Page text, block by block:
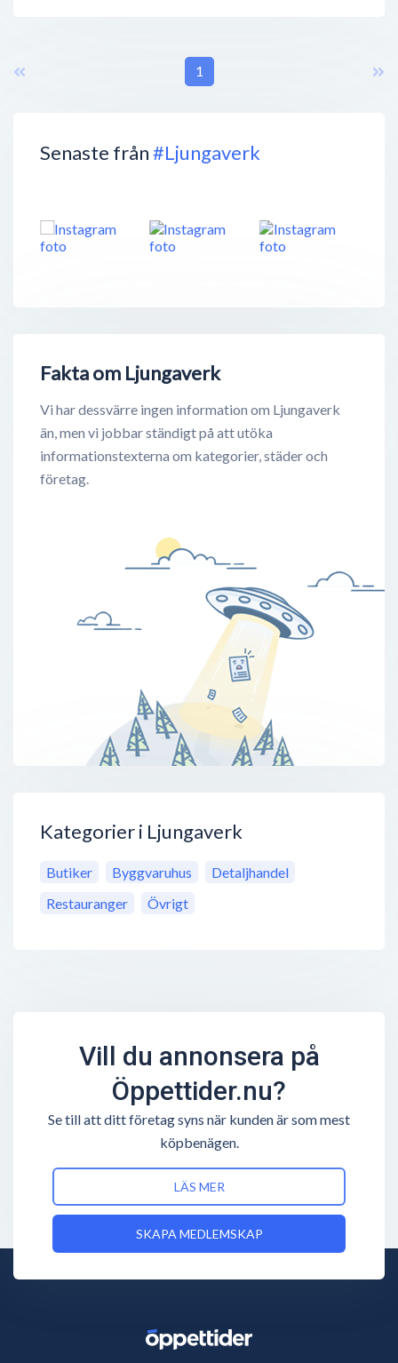
Senaste från#Ljungaverk
Fakta om Ljungaverk
Vi har dessvärre ingen information om Ljungaverk
än, men vi jobbar ständigt på att utöka
informationstexterna om kategorier, städer och
företag.
Kategorier i Ljungaverk
Butiker Byggvaruhus
Detaljhandel
Restauranger
Övrigt
1
Vill du annonsera på
Öppettider.nu?
Se till att ditt företag syns när kunden är som mest
köpbenägen.
LÄS MER
SKAPA MEDLEMSKAP